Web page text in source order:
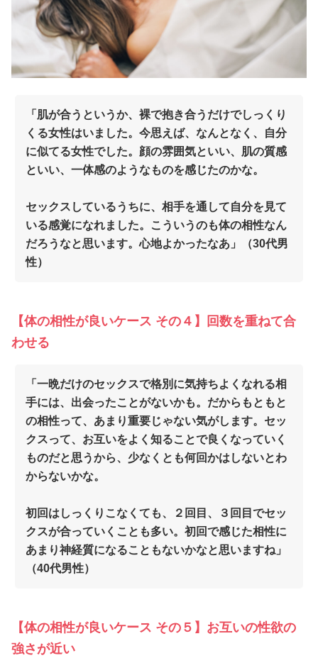
「肌が合うというか、裸で抱き合うだけでしっくり
くる女性はいました。今思えば、なんとなく、自分
に似てる女性でした。顔の雰囲気といい、肌の質感
といい、一体感のようなものを感じたのかな。
セックスしているうちに、相手を通して自分を見て
いる感覚になれました。こういうのも体の相性なん
だろうなと思います。心地よかったなあ」（30代男
性）
【体の相性が良いケース その４】回数を重ねて合
わせる
「一晩だけのセックスで格別に気持ちよくなれる相
手には、出会ったことがないかも。だからもともと
の相性って、あまり重要じゃない気がします。セッ
クスって、お互いをよく知ることで良くなっていく
ものだと思うから、少なくとも何回かはしないとわ
からないかな。
初回はしっくりこなくても、２回目、３回目でセッ
クスが合っていくことも多い。初回で感じた相性に
あまり神経質になることもないかなと思いますね」
（40代男性）
【体の相性が良いケース その５】お互いの性欲の
強さが近い